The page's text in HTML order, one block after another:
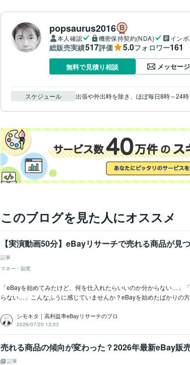
popsaurus2016
本人確認 機密保持契約(NDA) イン
総販売実績517評価 5.0フォロワー161
無料で見積り相談 メッセー
スケジュール 出張や外出時を除き、ほぼ毎日8時～24時
このブログを見た人にオススメ
【実演動画50分】eBayリサーチで売れる商品が見
記事
マネー・副業
「eBayを始めてみたけど、何を仕入れたらいいのか分からない…」
らない…」こんなふうに感じていませんか？eBayを始めたばかりの
シモキタ｜高利益率eBayリサーチのプロ
2026/07/20 13:03
売れる商品の傾向が変わった？2026年最新eBay販
記事